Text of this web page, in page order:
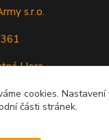
s.r.o.
Hora
cookies.
části stránek.